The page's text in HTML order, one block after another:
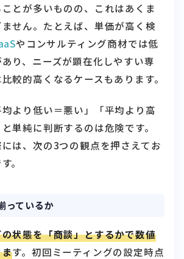
とが多いものの、これはあくま
せん。たとえば、単価が高く検
やコンサルティング商材では低
り、ニーズが顕在化しやすい専
較的高くなるケースもあります。
より低い＝悪い」「平均より高
単純に判断するのは危険です。
は、次の3つの観点を押さえてお
。
っているか
状態を「商談」とするかで数値
す。初回ミーティングの設定時点